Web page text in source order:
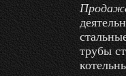
трубы